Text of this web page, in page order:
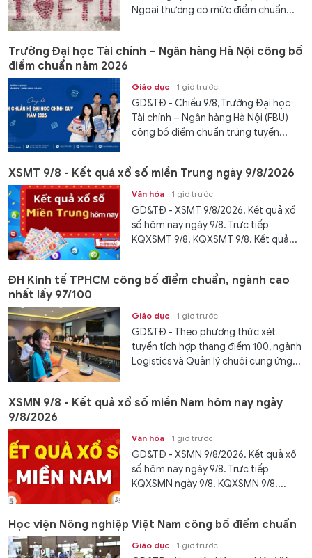
Ngoại thương có mức điểm chuẩn...
Trường Đại học Tài chính – Ngân hàng Hà Nội công bố
điểm chuẩn năm 2026
Giáo dục 1 giờ trước
GD&TĐ - Chiều 9/8, Trường Đại học
Tài chính – Ngân hàng Hà Nội (FBU)
công bố điểm chuẩn trúng tuyển...
XSMT 9/8 - Kết quả xổ số miền Trung ngày 9/8/2026
Văn hóa 1 giờ trước
GD&TĐ - XSMT 9/8/2026. Kết quả xổ
số hôm nay ngày 9/8. Trực tiếp
KQXSMT 9/8. KQXSMT 9/8. Kết quả...
ĐH Kinh tế TPHCM công bố điểm chuẩn, ngành cao
nhất lấy 97/100
Giáo dục 1 giờ trước
GD&TĐ - Theo phương thức xét
tuyển tích hợp thang điểm 100, ngành
Logistics và Quản lý chuỗi cung ứng...
XSMN 9/8 - Kết quả xổ số miền Nam hôm nay ngày
9/8/2026
Văn hóa 1 giờ trước
GD&TĐ - XSMN 9/8/2026. Kết quả xổ
số hôm nay ngày 9/8. Trực tiếp
KQXSMN ngày 9/8. KQXSMN 9/8....
Học viện Nông nghiệp Việt Nam công bố điểm chuẩn
Giáo dục 1 giờ trước